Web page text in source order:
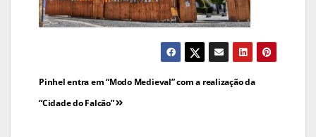
Navegação
de
Pinhel entra em “Modo Medieval” com a realização da
“Cidade do Falcão”